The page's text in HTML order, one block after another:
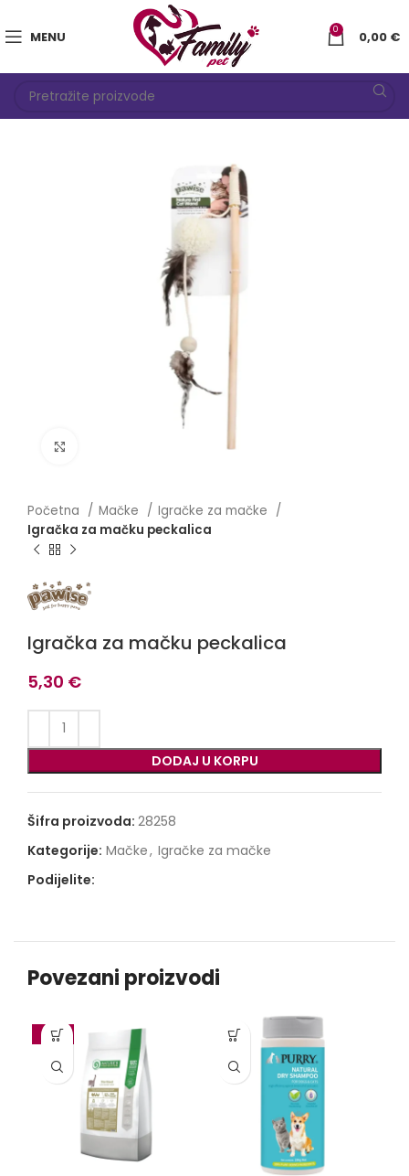
MENU 0 0,00 €
Početna Mačke
Igračke za mačke
Igračka za mačku peckalica
Igračka za mačku peckalica
5,30 €
DODAJ U KORPU
Šifra proizvoda: 28258
Kategorije: Mačke, Igračke za mačke
Podijelite:
Povezani proizvodi
-10%